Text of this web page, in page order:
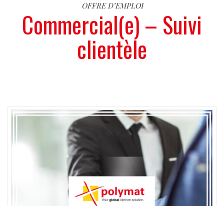
OFFRE D’EMPLOI
Commercial(e) – Suivi
clientèle